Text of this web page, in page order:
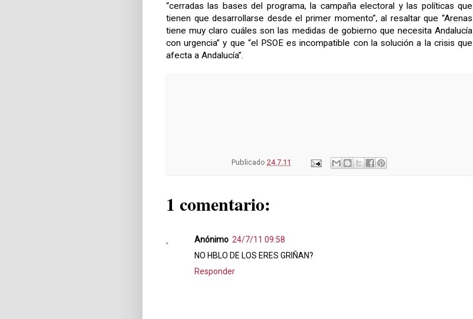
“cerradas las bases del programa, la campaña electoral y las políticas que
tienen que desarrollarse desde el primer momento”, al resaltar que “Arenas
tiene muy claro cuáles son las medidas de gobierno que necesita Andalucía
con urgencia” y que “el PSOE es incompatible con la solución a la crisis que
afecta a Andalucía”.
Publicado 24.7.11
1 comentario:
Anónimo 24/7/11 09:58
NO HBLO DE LOS ERES GRIÑAN?
Responder